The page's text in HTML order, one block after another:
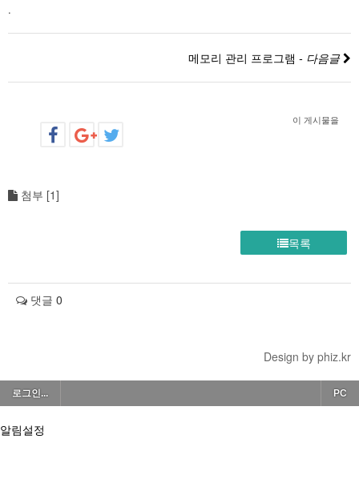
.
메모리 관리 프로그램 - 다음글
이 게시물을
첨부 [1]
목록
댓글 0
Design by phiz.kr
로그인... PC
알림설정